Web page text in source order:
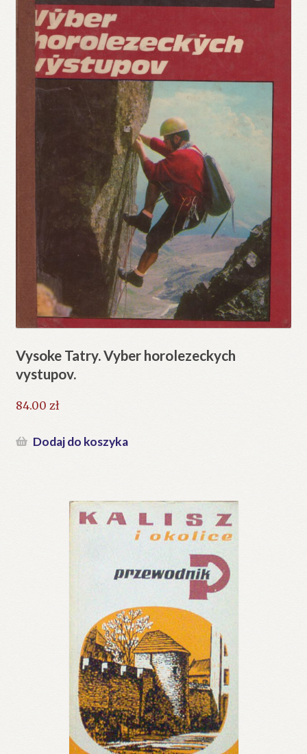
Vysoke Tatry. Vyber horolezeckych
vystupov.
84.00 zł
Dodaj do koszyka